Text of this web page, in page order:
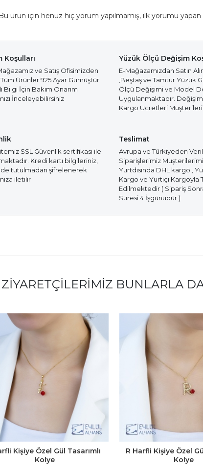
Bu ürün için henüz hiç yorum yapılmamış, ilk yorumu yapan
Koşulları
ve Satış Ofisimizden
Tüm Ürünler 925 Ayar Gümüştür.
Bilgi İçin Bakım Onarım
İnceleyebilirsiniz
Yüzük Ölçü Değişim
E-Mağazamızdan Satın
,Beştaş ve Tamtur Yüzük
Ölçü Değişimi ve Model
Uygulanmaktadır.
Kargo Ücretleri
SSL Güvenlik sertifikası ile
Kredi kartı bilgileriniz,
tutulmadan şifrelenerek
iletilir
Teslimat
Avrupa ve Türkiyeden
Siparişlerimiz
Yurtdısında DHL kargo ,
Kargo ve Yurtiçi Kargoyla
Edilmektedir ( Sipariş
Süresi 4 İşgünüdür )
ZIYARETÇILERIMIZ BUNLARLA
Kişiye Özel Gül Tasarımlı
Kolye
R Harfli Kişiye Özel
Kolye